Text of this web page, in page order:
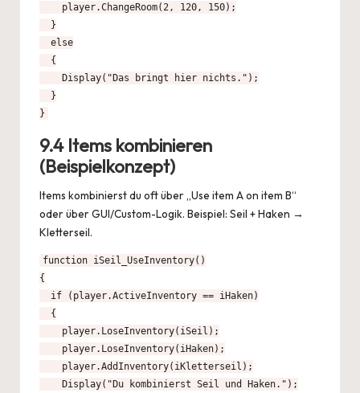
    player.ChangeRoom(2, 120, 150);
  }
  else
  {
    Display("Das bringt hier nichts.");
  }
}
9.4 Items kombinieren
(Beispielkonzept)
Items kombinierst du oft über „Use item A on item B“
oder über GUI/Custom-Logik. Beispiel: Seil + Haken →
Kletterseil.
function iSeil_UseInventory()
{
  if (player.ActiveInventory == iHaken)
  {
    player.LoseInventory(iSeil);
    player.LoseInventory(iHaken);
    player.AddInventory(iKletterseil);
    Display("Du kombinierst Seil und Haken.");